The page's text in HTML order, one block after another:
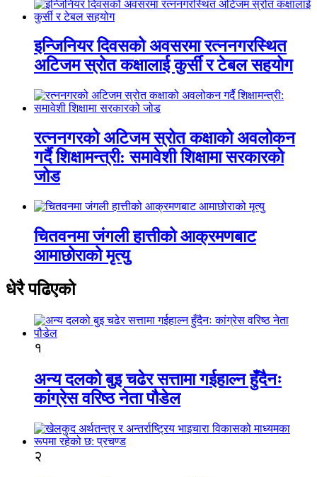
इन्जिनियर दिवसको अवसरमा रत्ननगरस्थित
अटिजम स्रोत कक्षालाई कुर्सी र टेबल सहयोग
रत्ननगरको अटिजम स्रोत कक्षाको अवलोकन
गर्दै शिक्षामन्त्री: समावेशी शिक्षामा सरकारको
जोड
चितवनमा जंगली हात्तीको आक्रमणबाट
आमाछोराको मृत्यु
धेरै पढिएको
१
अन्य दलको बुइ चढेर सत्तामा गईहाल्न हुँदैनः
कांग्रेस वरिष्ठ नेता पौडेल
२